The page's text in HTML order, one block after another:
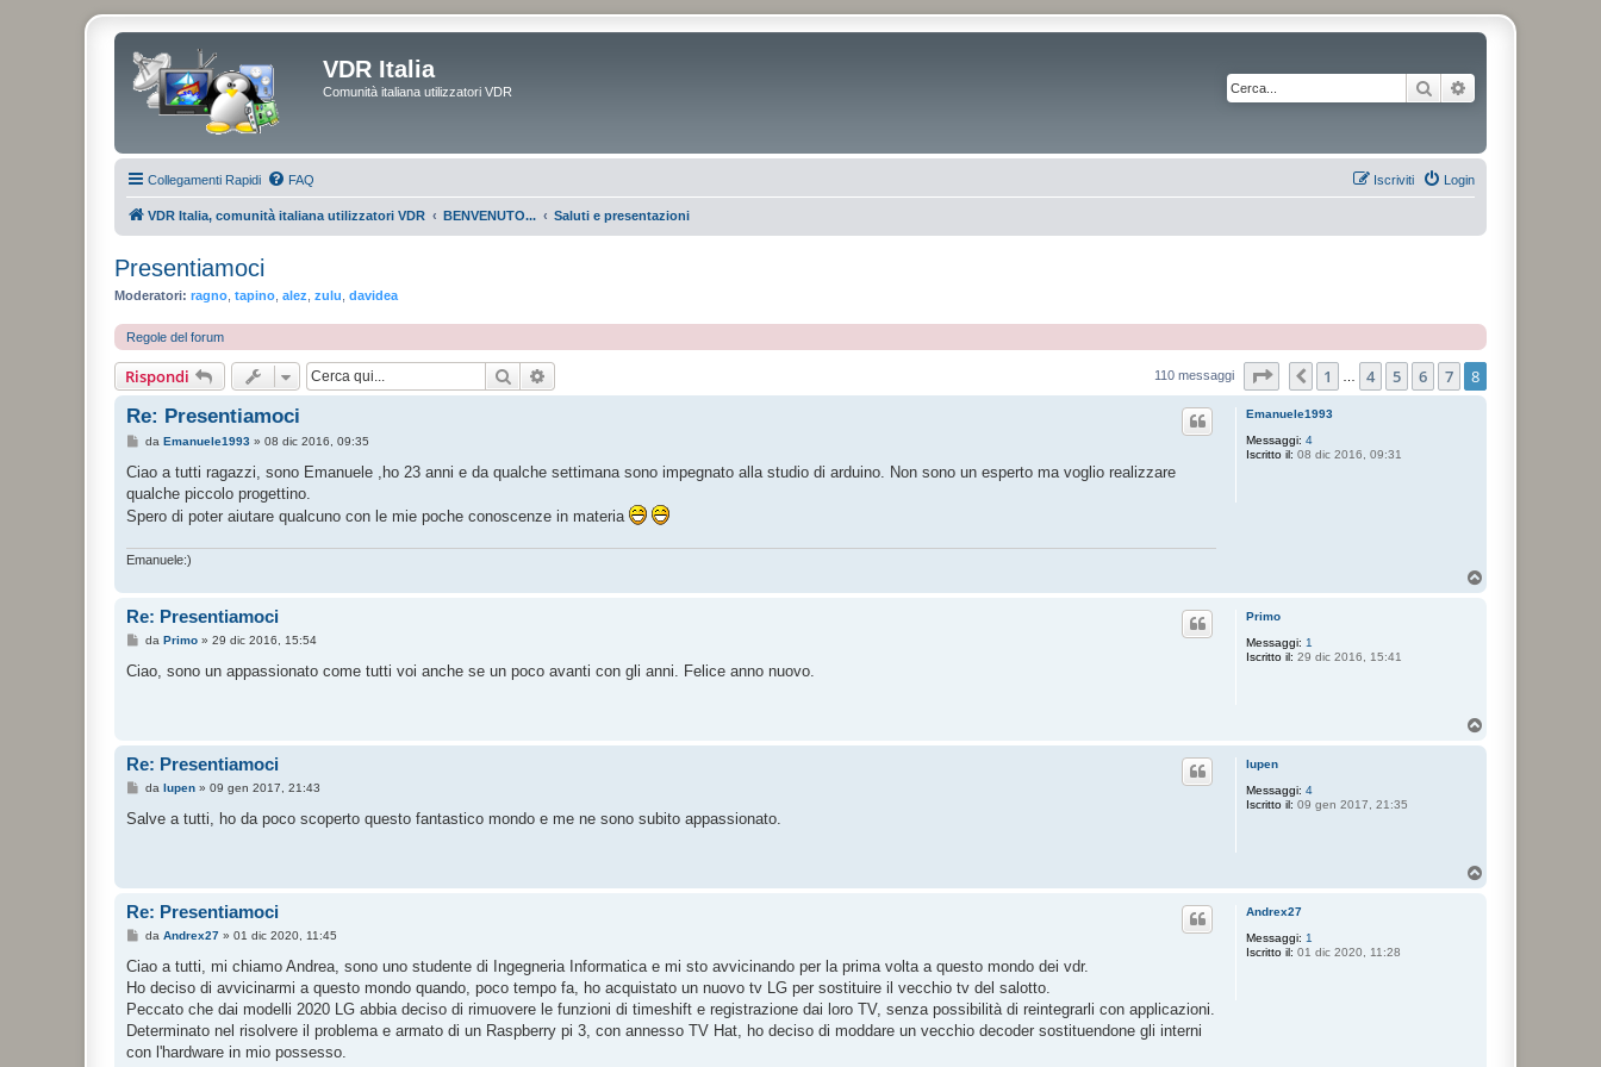
VDR Italia
Comunità italiana utilizzatori VDR Cerca
Collegamenti Rapidi FAQ Login
Iscriviti
VDR Italia, comunità italiana utilizzatori VDR BENVENUTO... Saluti e presentazioni
Presentiamoci
Moderatori: ragno tapino alez zulu davidea
Regole del forum
Rispondi Cerca 110 messaggi Pagina8
Precedente
1 4 5 6 7 8
Emanuele1993
Messaggi: 4
Iscritto il: 08 dic 2016, 09:31
Re: Presentiamoci
M
s
a
g
g
da Emanuele1993» 08 dic 2016, 09:35
Ciao a tutti ragazzi, sono Emanuele ,ho 23 anni e da qualche settimana sono impegnato alla studio di arduino. Non sono un esperto ma voglio realizzare
qualche piccolo progettino.
Spero di poter aiutare qualcuno con le mie poche conoscenze in materia
Emanuele:)
Primo
Messaggi: 1
Iscritto il: 29 dic 2016, 15:41
Re: Presentiamoci
M
s
da Primo» 29 dic 2016, 15:54
Ciao, sono un appassionato come tutti voi anche se un poco avanti con gli anni. Felice anno nuovo.
lupen
Messaggi: 4
Iscritto il: 09 gen 2017, 21:35
Re: Presentiamoci
M
s
i
da lupen» 09 gen 2017, 21:43
Salve a tutti, ho da poco scoperto questo fantastico mondo e me ne sono subito appassionato.
Andrex27
Messaggi: 1
Iscritto il: 01 dic 2020, 11:28
Re: Presentiamoci
M
s
a
g
i
o
da Andrex27» 01 dic 2020, 11:45
Ciao a tutti, mi chiamo Andrea, sono uno studente di Ingegneria Informatica e mi sto avvicinando per la prima volta a questo mondo dei vdr.
Ho deciso di avvicinarmi a questo mondo quando, poco tempo fa, ho acquistato un nuovo tv LG per sostituire il vecchio tv del salotto.
Peccato che dai modelli 2020 LG abbia deciso di rimuovere le funzioni di timeshift e registrazione dai loro TV, senza possibilità di reintegrarli con applicazioni.
Determinato nel risolvere il problema e armato di un Raspberry pi 3, con annesso TV Hat, ho deciso di moddare un vecchio decoder sostituendone gli interni
con l'hardware in mio possesso.